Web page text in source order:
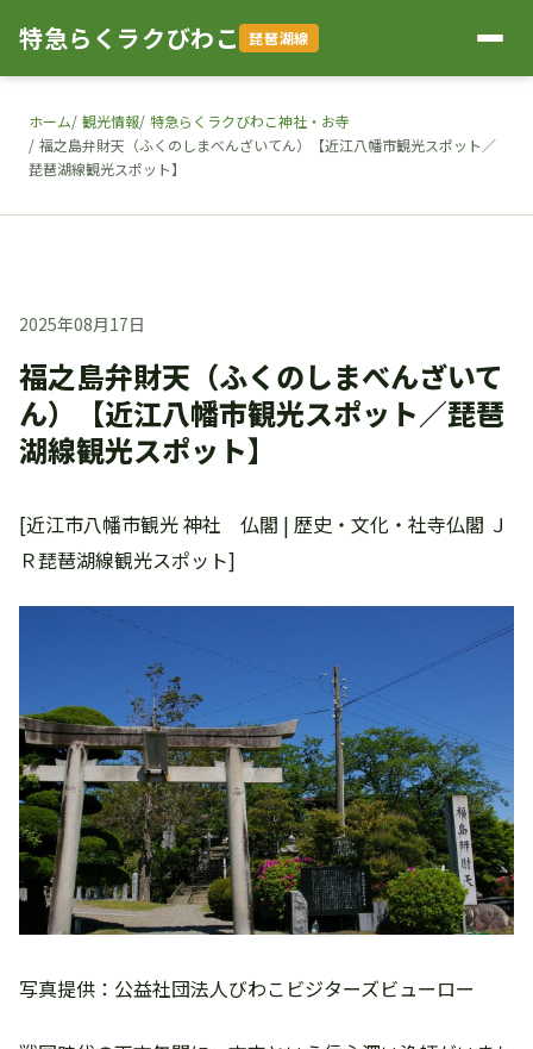
特急らくラクびわこ 琵琶湖線
ホーム 観光情報 特急らくラクびわこ神社・お寺
福之島弁財天（ふくのしまべんざいてん）【近江八幡市観光スポット／
琵琶湖線観光スポット】
2025年08月17日
福之島弁財天（ふくのしまべんざいて
ん）【近江八幡市観光スポット／琵琶
湖線観光スポット】
[近江市八幡市観光 神社 仏閣 | 歴史・文化・社寺仏閣 Ｊ
Ｒ琵琶湖線観光スポット]
写真提供：公益社団法人びわこビジターズビューロー